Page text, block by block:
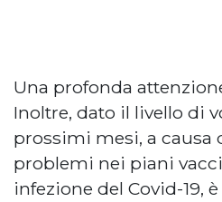
Una profonda
Inoltre, dato il livello di
prossimi mesi, a causa
problemi nei piani
infezione del Covid-19,